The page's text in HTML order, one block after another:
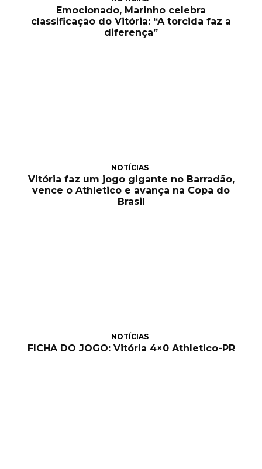
Emocionado, Marinho celebra
classificação do Vitória: “A torcida faz a
diferença”
NOTÍCIAS
Vitória faz um jogo gigante no Barradão,
vence o Athletico e avança na Copa do
Brasil
NOTÍCIAS
FICHA DO JOGO: Vitória 4×0 Athletico-PR